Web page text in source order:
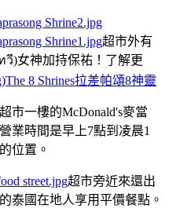
超市外有
วี)女神加持保祐！了解更
8 Shrines拉差帕頌8神靈
超市一樓的McDonald's麥當
業時間是早上7點到凌晨1
位置。
超市旁近來還出
泰國在地人享用平價餐點。